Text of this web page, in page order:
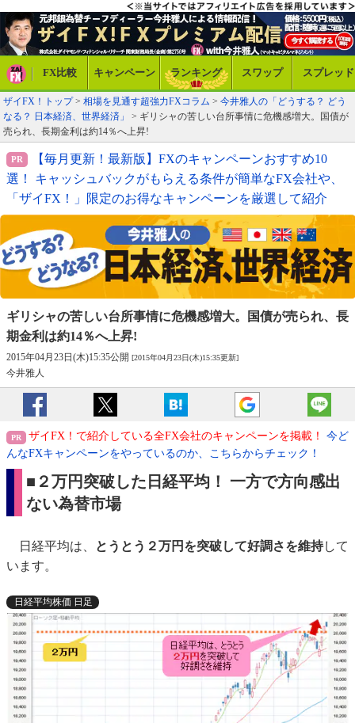
FX比較 キャンペーン ランキング スワップ スプレッド
ザイFX！トップ> 相場を見通す超強力FXコラム > 今井雅人の「どうする？ どう
なる？ 日本経済、世界経済」
> ギリシャの苦しい台所事情に危機感増大。国債が
売られ、長期金利は約14％へ上昇!
【毎月更新！最新版】FXのキャンペーンおすすめ10
選！ キャッシュバックがもらえる条件が簡単なFX会社や、
「ザイFX！」限定のお得なキャンペーンを厳選して紹介
ギリシャの苦しい台所事情に危機感増大。
国債が売られ、長
期金利は約14％へ上昇!
2015年04月23日(木)15:35公開 [2015年04月23日(木)15:35更新]
今井雅人
ザイFX！で紹介している全FX会社のキャンペーンを掲載！
今ど
んなFXキャンペーンをやっているのか、こちらからチェック！
■２万円突破した日経平均！ 一方で方向感出
ない為替市場
日経平均は、 とうとう２万円を突破して好調さを維持して
います。
日経平均株価 日足